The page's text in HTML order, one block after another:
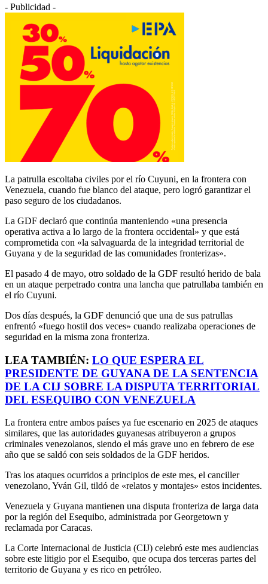
- Publicidad -
La patrulla escoltaba civiles por el río Cuyuni, en la frontera con
Venezuela, cuando fue blanco del ataque, pero logró garantizar el
paso seguro de los ciudadanos.
La GDF declaró que continúa manteniendo «una presencia
operativa activa a lo largo de la frontera occidental» y que está
comprometida con «la salvaguarda de la integridad territorial de
Guyana y de la seguridad de las comunidades fronterizas».
El pasado 4 de mayo, otro soldado de la GDF resultó herido de bala
en un ataque perpetrado contra una lancha que patrullaba también en
el río Cuyuni.
Dos días después, la GDF denunció que una de sus patrullas
enfrentó «fuego hostil dos veces» cuando realizaba operaciones de
seguridad en la misma zona fronteriza.
LEA TAMBIÉN: LO QUE ESPERA EL
PRESIDENTE DE GUYANA DE LA SENTENCIA
DE LA CIJ SOBRE LA DISPUTA TERRITORIAL
DEL ESEQUIBO CON VENEZUELA
La frontera entre ambos países ya fue escenario en 2025 de ataques
similares, que las autoridades guyanesas atribuyeron a grupos
criminales venezolanos, siendo el más grave uno en febrero de ese
año que se saldó con seis soldados de la GDF heridos.
Tras los ataques ocurridos a principios de este mes, el canciller
venezolano, Yván Gil, tildó de «relatos y montajes» estos incidentes.
Venezuela y Guyana mantienen una disputa fronteriza de larga data
por la región del Esequibo, administrada por Georgetown y
reclamada por Caracas.
La Corte Internacional de Justicia (CIJ) celebró este mes audiencias
sobre este litigio por el Esequibo, que ocupa dos terceras partes del
territorio de Guyana y es rico en petróleo.